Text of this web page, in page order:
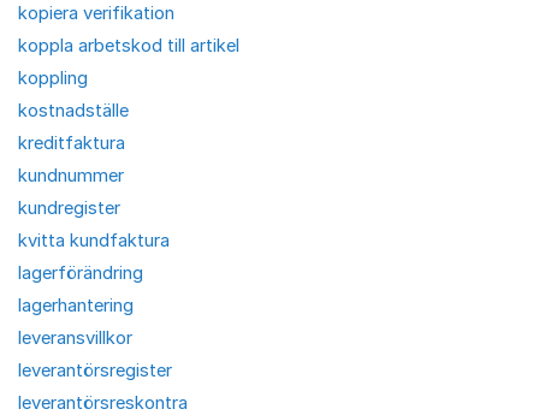
kopiera verifikation
koppla arbetskod till artikel
koppling
kostnadställe
kreditfaktura
kundnummer
kundregister
kvitta kundfaktura
lagerförändring
lagerhantering
leveransvillkor
leverantörsregister
leverantörsreskontra